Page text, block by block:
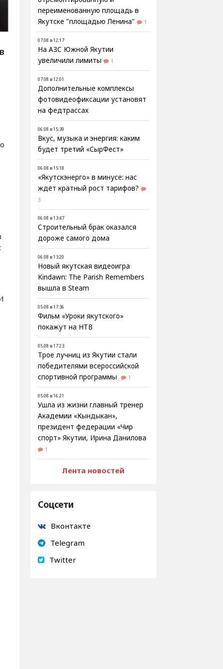
переименованную площадь в
Якутске "площадью Ленина"
1
07.08 в 12:17
На АЗС Южной Якутии
увеличили лимиты
1
07.08 в 12:01
Дополнительные комплексы
фотовидеофиксации установят
на федтрассах
06.08 в 15:39
Вкус, музыка и энергия: каким
будет третий «СырФест»
06.08 в 15:18
«Якутскэнерго» в минусе: нас
ждёт кратный рост тарифов?
3
06.08 в 13:47
Строительный брак оказался
дороже самого дома
06.08 в 13:20
Новый якутская видеоигра
Kindawn: The Parish Remembers
вышла в Steam
05.08 в 17:36
Фильм «Уроки якутского»
покажут на НТВ
05.08 в 17:23
Трое лучниц из Якутии стали
победителями всероссийской
спортивной программы
1
05.08 в 16:21
Ушла из жизни главный тренер
Академии «Кындыкан»,
президент федерации «Чир
спорт» Якутии, Ирина Данилова
1
Лента новостей
Соцсети
Вконтакте
Telegram
Twitter